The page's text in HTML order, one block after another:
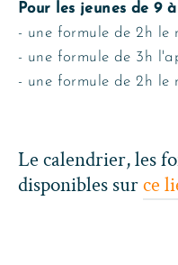
Pour les jeunes de 9
- une formule de 2h le
- une formule de 3h
- une formule de 2h le
Le calendrier, les
disponibles surce